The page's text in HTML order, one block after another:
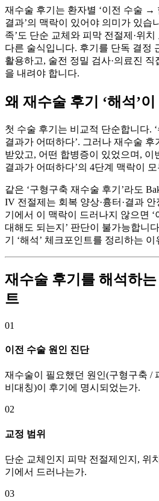
재수술 후기는 환자별 ‘이전 수술
결과’의 맥락이 있어야 의미가 있습
족’도 단순 교체와 피막 전절제·위
다른 술식입니다. 후기를 단독 결정
활용하고, 술전 정밀 검사·의료진
을 내려야 합니다.
왜 재수술 후기 ‘해석’
첫 수술 후기는 비교적 단순합니다.
결과가 어떠하다’. 그러나 재수술 후
받았고, 어떤 합병증이 있었으며, 이
결과가 어떠하다’의 4단계 맥락이
같은 ‘구형구축 재수술 후기’라도
IV 전절제는 회복 양상·흉터·결과
기에서 이 맥락이 드러나지 않으면 ‘
대해도 되는지’ 판단이 불가능합니
기 ‘해석’ 체크포인트를 정리하는 이
재수술 후기를 해석하
트
01
이전 수술 원인 진단
재수술이 필요했던 원인(구형구축 /
비대칭)이 후기에 명시되었는가.
02
교정 범위
단순 교체인지 피막 전절제인지, 위
기에서 드러나는가.
03